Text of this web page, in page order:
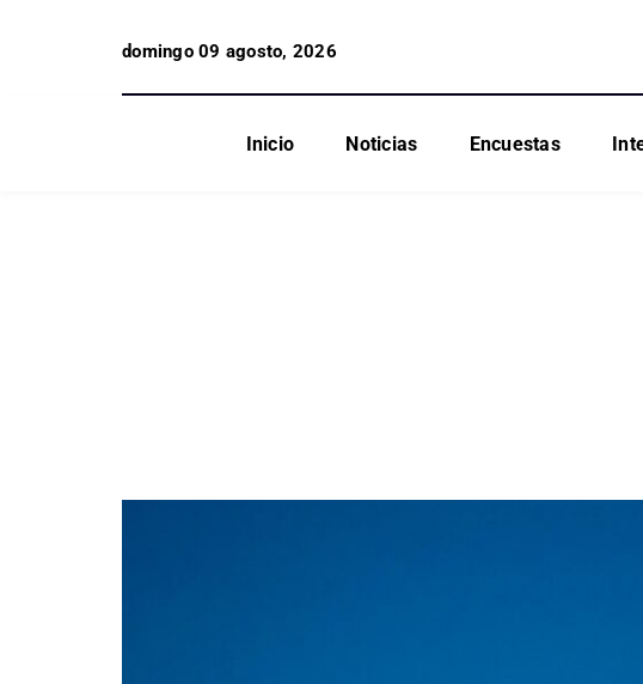
domingo 09 agosto, 2026
Inicio Noticias Encuestas